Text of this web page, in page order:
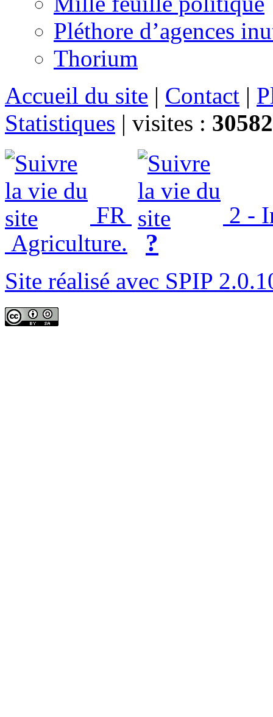
Pléthore d’agences
Thorium
Accueil du site | Contact |
Statistiques | visites :
FR
2 -
Agriculture.
?
Site réalisé avec SPIP